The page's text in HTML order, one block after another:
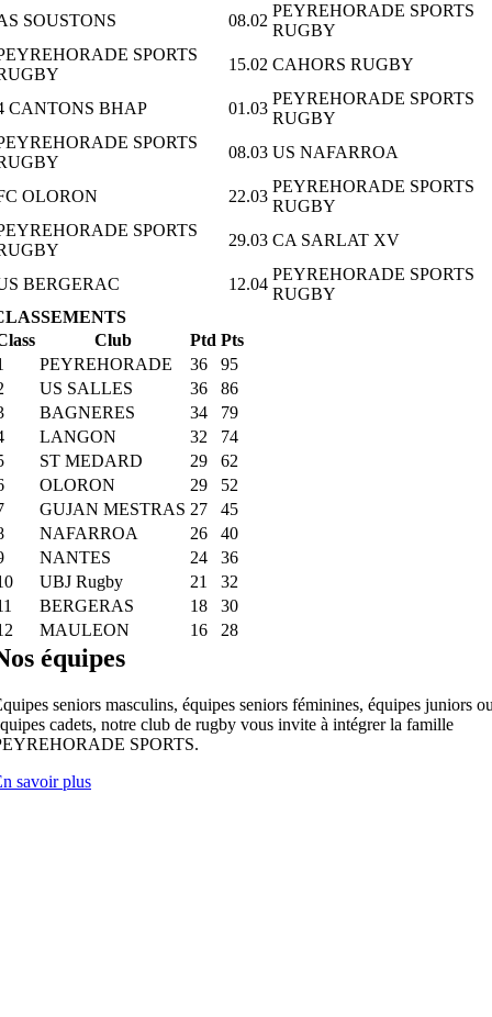
SOUSTONS 08.02
PEYREHORADE SPORTS
RUGBY
SPORTS
15.02 CAHORS RUGBY
CANTONS BHAP 01.03
PEYREHORADE SPORTS
RUGBY
SPORTS
08.03 US NAFARROA
OLORON 22.03
PEYREHORADE SPORTS
RUGBY
SPORTS
29.03 CA SARLAT XV
BERGERAC 12.04
PEYREHORADE SPORTS
RUGBY
Club Ptd Pts
PEYREHORADE 36
95
US SALLES 36
86
BAGNERES 34
79
LANGON 32
74
ST MEDARD 29
62
OLORON 29
52
GUJAN MESTRAS 27
45
NAFARROA 26
40
NANTES 24
36
UBJ Rugby 21
32
BERGERAS 18
30
MAULEON 16 28
équipes
seniors masculins, équipes seniors féminines, équipes juniors
cadets, notre club de rugby vous invite à intégrer la famille
SPORTS.
savoir plus